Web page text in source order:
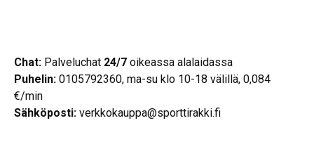
Chat: Palveluchat 24/7 oikeassa alalaidassa
Puhelin: 0105792360, ma-su klo 10-18 välillä, 0,084
€/min
Sähköposti: verkkokauppa@sporttirakki.fi